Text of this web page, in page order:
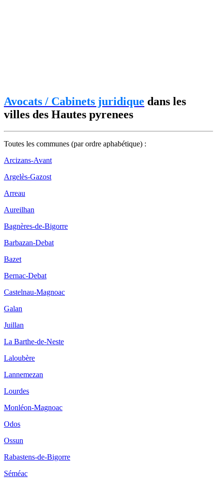
Avocats / Cabinets juridique dans les
villes des Hautes pyrenees
Toutes les communes (par ordre aphabétique) :
Arcizans-Avant
Argelès-Gazost
Arreau
Aureilhan
Bagnères-de-Bigorre
Barbazan-Debat
Bazet
Bernac-Debat
Castelnau-Magnoac
Galan
Juillan
La Barthe-de-Neste
Laloubère
Lannemezan
Lourdes
Monléon-Magnoac
Odos
Ossun
Rabastens-de-Bigorre
Séméac